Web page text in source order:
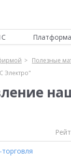
Полезные
Электро"